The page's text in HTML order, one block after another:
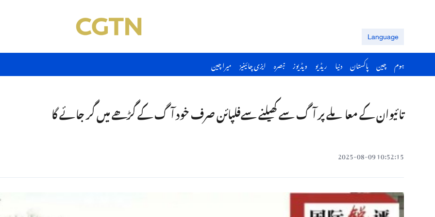
Language
ہوم چین پاکستان دنیا ریڈیو ویڈیوز تبصرہ ایزی چائینیز میرا چین
تائیوان کے معاملے پر آگ سے کھیلنے سےفلپائن صرف خود آگ کے گڑھے میں گر جائے گا
10:52:15 2025-08-09